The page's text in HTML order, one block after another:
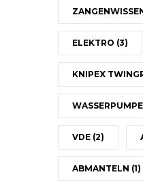
ELEKTRO (3)
KNIPEX
VDE (2)
ABMANTELN (1)